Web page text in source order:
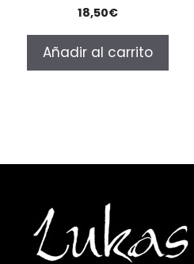
18,50€
Añadir al carrito